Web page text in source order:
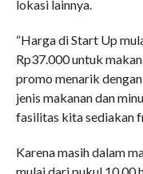
lokasi lainnya.
“Harga di Start Up
Rp37.000 untuk
promo menarik
jenis makanan dan
fasilitas kita sediakan
Karena masih dalam
mulai dari pukul 10.00